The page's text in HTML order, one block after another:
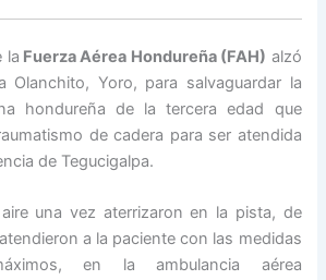
la Fuerza Aérea Hondureña (FAH) alzó
Olanchito, Yoro, para salvaguardar la
hondureña de la tercera edad que
de cadera para ser atendida
de Tegucigalpa.
una vez aterrizaron en la pista, de
a la paciente con las medidas
en la ambulancia aérea